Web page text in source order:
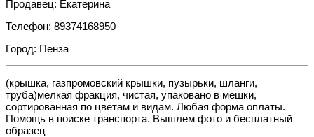
Продавец: Екатерина
Телефон: 89374168950
Город: Пенза
(крышка, газпромовский крышки, пузырьки, шланги,
труба)мелкая фракция, чистая, упаковано в мешки,
сортированная по цветам и видам. Любая форма оплаты.
Помощь в поиске транспорта. Вышлем фото и бесплатный
образец